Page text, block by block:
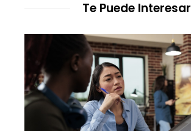
Te Puede Interesar